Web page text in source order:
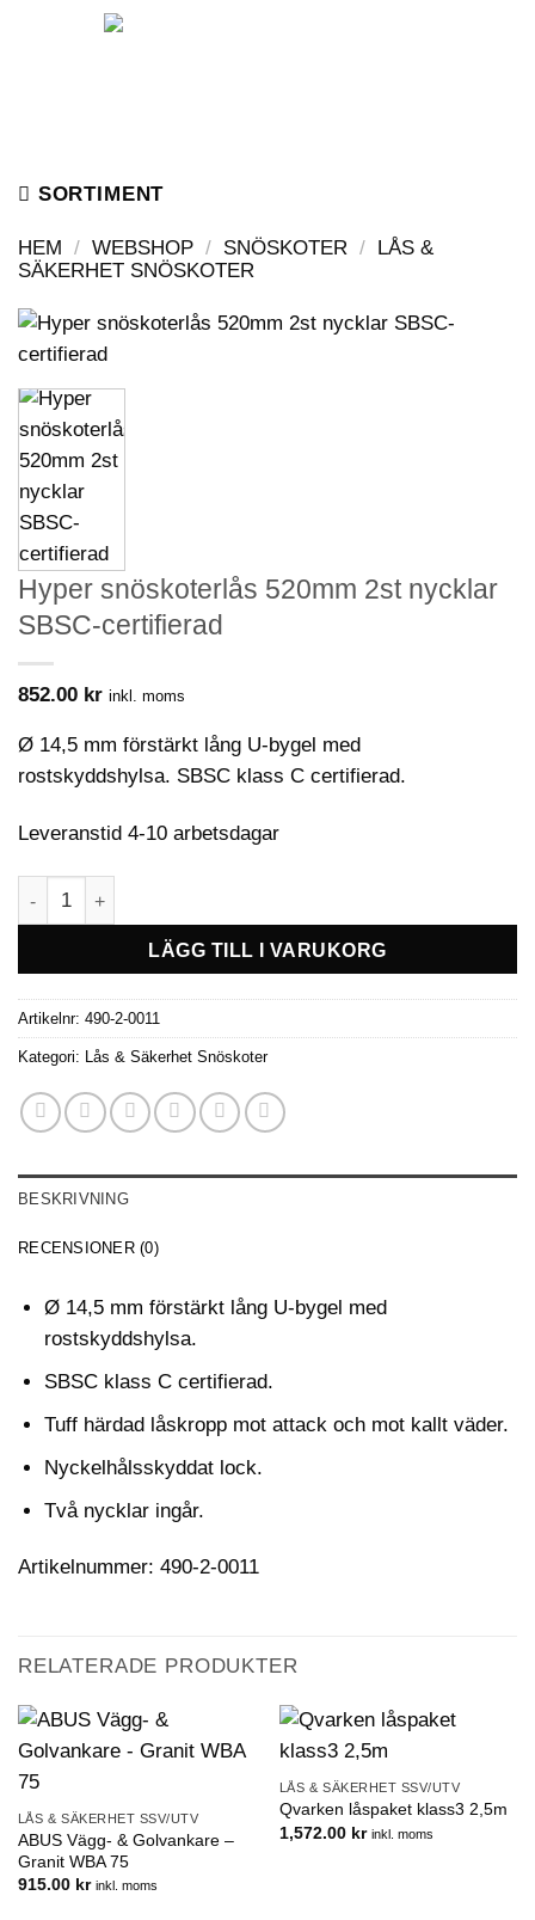
SORTIMENT
HEM / WEBSHOP / SNÖSKOTER / LÅS &
SÄKERHET SNÖSKOTER
Hyper snöskoterlås 520mm 2st nycklar
SBSC-certifierad
852.00 kr inkl. moms
Ø 14,5 mm förstärkt lång U-bygel med
rostskyddshylsa. SBSC klass C certifierad.
Leveranstid 4-10 arbetsdagar
Hyper snöskoterlås 520mm 2st nycklar SBSC-certifierad
LÄGG TILL I VARUKORG
Artikelnr: 490-2-0011
Kategori: Lås & Säkerhet Snöskoter
BESKRIVNING
RECENSIONER (0)
Ø 14,5 mm förstärkt lång U-bygel med
rostskyddshylsa.
SBSC klass C certifierad.
Tuff härdad låskropp mot attack och mot kallt väder.
Nyckelhålsskyddat lock.
Två nycklar ingår.
Artikelnummer: 490-2-0011
RELATERADE PRODUKTER
LÅS & SÄKERHET SSV/UTV
ABUS Vägg- & Golvankare –
Granit WBA 75
915.00 kr inkl. moms
LÅS & SÄKERHET SSV/UTV
Qvarken låspaket klass3 2,5m
1,572.00 kr inkl. moms